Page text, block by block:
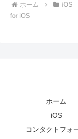
ホーム iOS
for iOS
ホーム
iOS
コンタクトフォ